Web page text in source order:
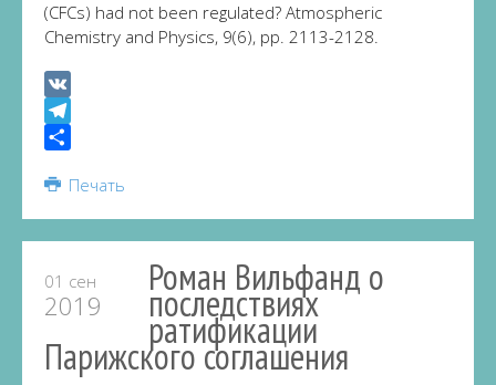
(CFCs) had not been regulated? Atmospheric
Chemistry and Physics, 9(6), pp. 2113-2128.
VK
Telegram
Печать
01 сен
2019
Роман Вильфанд о
последствиях
ратификации
Парижского соглашения